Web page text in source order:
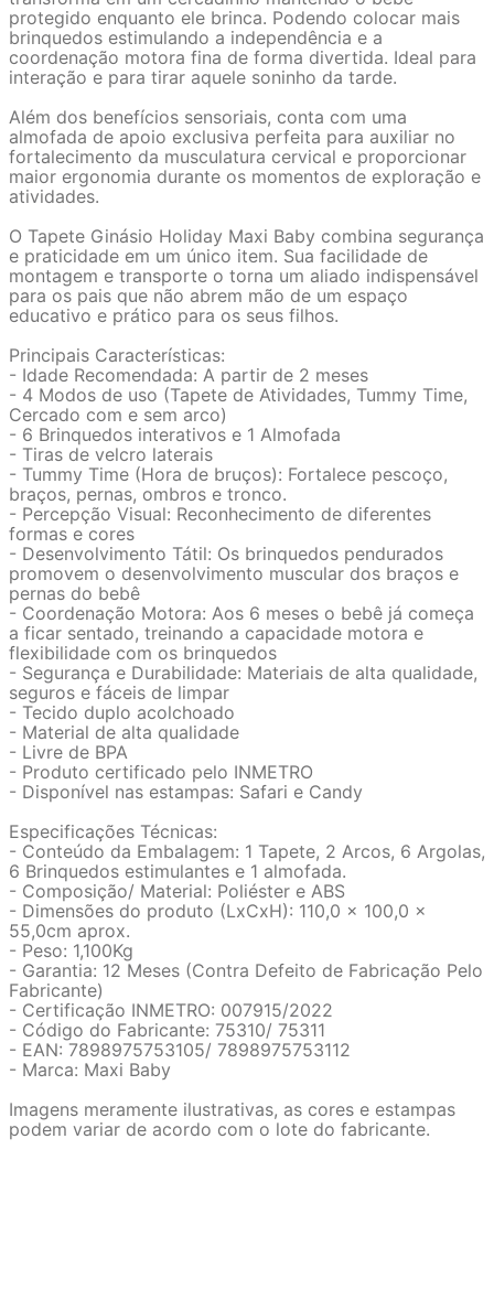
protegido enquanto ele brinca. Podendo colocar mais
brinquedos estimulando a independência e a
coordenação motora fina de forma divertida. Ideal para
interação e para tirar aquele soninho da tarde.
Além dos benefícios sensoriais, conta com uma
almofada de apoio exclusiva perfeita para auxiliar no
fortalecimento da musculatura cervical e proporcionar
maior ergonomia durante os momentos de exploração e
atividades.
O Tapete Ginásio Holiday Maxi Baby combina segurança
e praticidade em um único item. Sua facilidade de
montagem e transporte o torna um aliado indispensável
para os pais que não abrem mão de um espaço
educativo e prático para os seus filhos.
Principais Características:
- Idade Recomendada: A partir de 2 meses
- 4 Modos de uso (Tapete de Atividades, Tummy Time,
Cercado com e sem arco)
- 6 Brinquedos interativos e 1 Almofada
- Tiras de velcro laterais
- Tummy Time (Hora de bruços): Fortalece pescoço,
braços, pernas, ombros e tronco.
- Percepção Visual: Reconhecimento de diferentes
formas e cores
- Desenvolvimento Tátil: Os brinquedos pendurados
promovem o desenvolvimento muscular dos braços e
pernas do bebê
- Coordenação Motora: Aos 6 meses o bebê já começa
a ficar sentado, treinando a capacidade motora e
flexibilidade com os brinquedos
- Segurança e Durabilidade: Materiais de alta qualidade,
seguros e fáceis de limpar
- Tecido duplo acolchoado
- Material de alta qualidade
- Livre de BPA
- Produto certificado pelo INMETRO
- Disponível nas estampas: Safari e Candy
Especificações Técnicas:
- Conteúdo da Embalagem: 1 Tapete, 2 Arcos, 6 Argolas,
6 Brinquedos estimulantes e 1 almofada.
- Composição/ Material: Poliéster e ABS
- Dimensões do produto (LxCxH): 110,0 x 100,0 x
55,0cm aprox.
- Peso: 1,100Kg
- Garantia: 12 Meses (Contra Defeito de Fabricação Pelo
Fabricante)
- Certificação INMETRO: 007915/2022
- Código do Fabricante: 75310/ 75311
- EAN: 7898975753105/ 7898975753112
- Marca: Maxi Baby
Imagens meramente ilustrativas, as cores e estampas
podem variar de acordo com o lote do fabricante.